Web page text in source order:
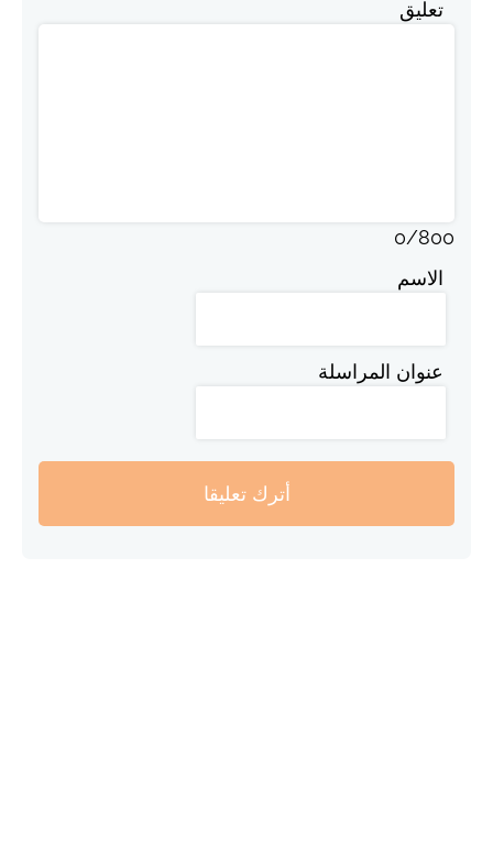
تعليق
0/800
الاسم
عنوان المراسلة
أترك تعليقا